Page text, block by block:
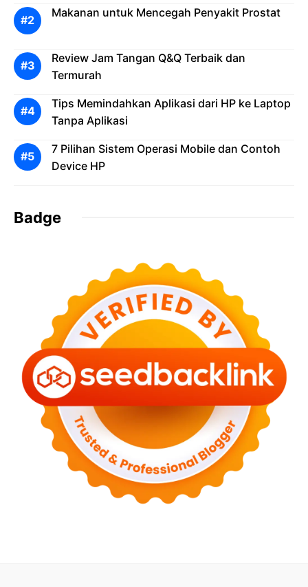
Makanan untuk Mencegah Penyakit Prostat
Review Jam Tangan Q&Q Terbaik dan
Termurah
Tips Memindahkan Aplikasi dari HP ke Laptop
Tanpa Aplikasi
7 Pilihan Sistem Operasi Mobile dan Contoh
Device HP
Badge